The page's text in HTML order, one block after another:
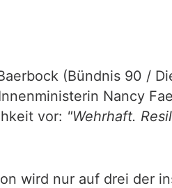
(Bündnis 90 /
Nancy
vor: "Wehrhaft.
wird nur auf drei der